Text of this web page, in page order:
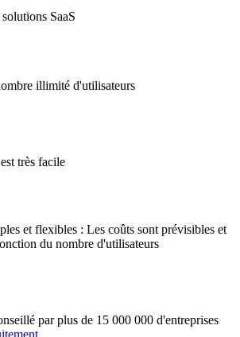
SaaS
illimité d'utilisateurs
très facile
et flexibles : Les coûts sont prévisibles et
du nombre d'utilisateurs
par plus de 15 000 000 d'entreprises